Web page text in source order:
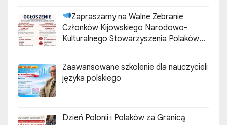
Zapraszamy na Walne Zebranie
Członków Kijowskiego Narodowo-
Kulturalnego Stowarzyszenia Polaków
Zaawansowane szkolenie dla nauczycieli
języka polskiego
Dzień Polonii i Polaków za Granicą